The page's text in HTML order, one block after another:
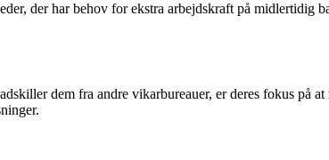
der har behov for ekstra arbejdskraft på midlertidig
dem fra andre vikarbureauer, er deres fokus på at